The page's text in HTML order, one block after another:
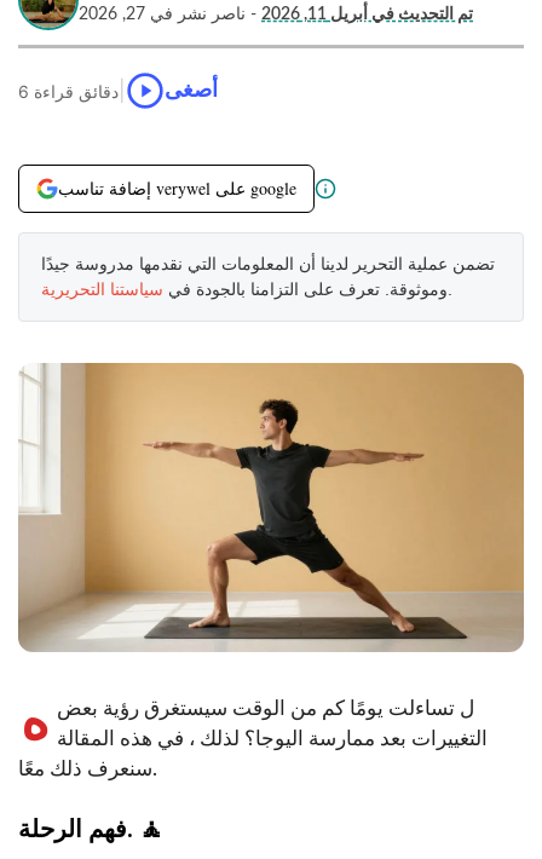
تم التحديث في أبريل 11, 2026
- ناصر نشر في 27, 2026
6 دقائق قراءة أصغى
إضافة تناسب verywel على google
تضمن عملية التحرير لدينا أن المعلومات التي نقدمها مدروسة جيدًا
وموثوقة. تعرف على التزامنا بالجودة في سياستنا التحريرية
ه ل تساءلت يومًا كم من الوقت سيستغرق رؤية بعض
التغييرات بعد ممارسة اليوجا؟ لذلك ، في هذه المقالة
سنعرف ذلك معًا.
فهم الرحلة. 🧘